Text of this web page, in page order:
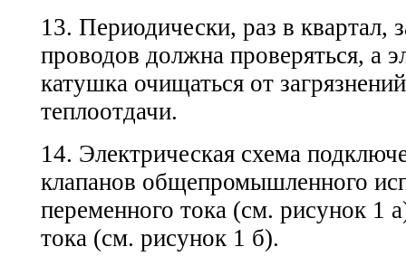
13. Периодически, раз в квартал,
проводов должна проверяться, а
катушка очищаться от
теплоотдачи.
14. Электрическая схема
клапанов общепромышленного
переменного тока (см. рисунок 1
тока (см. рисунок 1 б).